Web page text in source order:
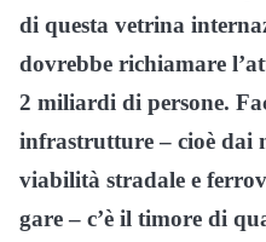
di questa vetrina
dovrebbe richiamare
2 miliardi di persone.
infrastrutture – cioè dai
viabilità stradale e
gare – c’è il timore di